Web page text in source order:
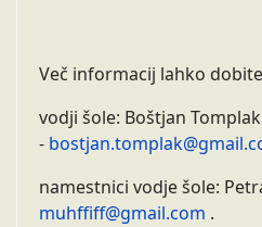
Več informacij lahko
vodji šole: Boštjan Tomplak
-
namestnici vodje šole:
muhffiff@gmail.com .